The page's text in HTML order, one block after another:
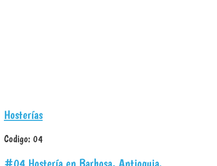
Hosterías
Codigo: 04
#04 Hostería en Barbosa, Antioquia.